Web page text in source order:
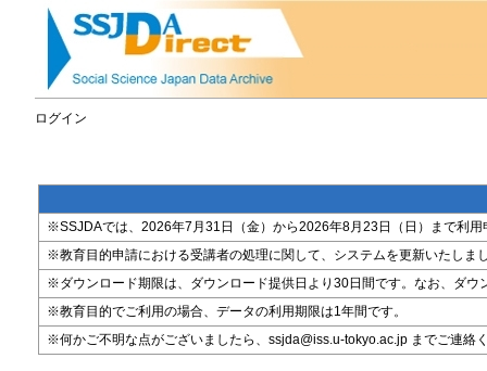
ログイン
※SSJDAでは、2026年7月31日（金）から2026年8月23日（日）まで利
※教育目的申請における受講者の処理に関して、システムを更新いたしま
※ダウンロード期限は、ダウンロード提供日より30日間です。なお、ダ
※教育目的でご利用の場合、データの利用期限は1年間です。
※何かご不明な点がございましたら、ssjda@iss.u-tokyo.ac.jp までご連絡